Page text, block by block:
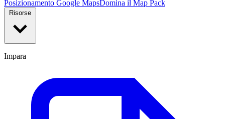
Posizionamento Google MapsDomina il Map Pack
Impara